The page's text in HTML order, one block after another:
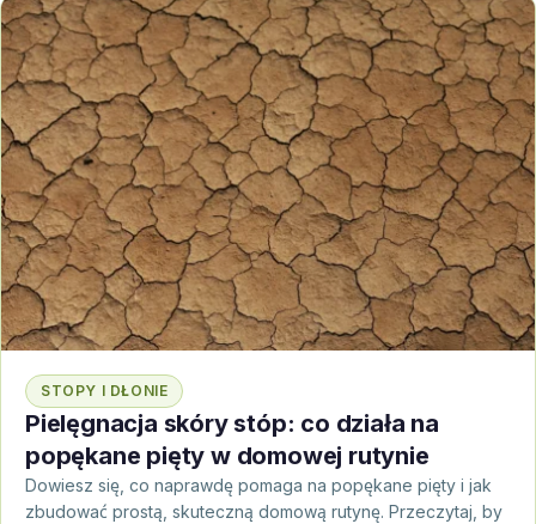
STOPY I DŁONIE
Pielęgnacja skóry stóp: co działa na
popękane pięty w domowej rutynie
Dowiesz się, co naprawdę pomaga na popękane pięty i jak
zbudować prostą, skuteczną domową rutynę. Przeczytaj, by